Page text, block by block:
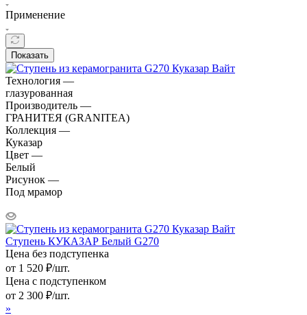
Применение
Показать
Технология —
глазурованная
Производитель —
ГРАНИТЕЯ (GRANITEA)
Коллекция —
Куказар
Цвет —
Белый
Рисунок —
Под мрамор
Ступень КУКАЗАР Белый G270
Цена без подступенка
от 1 520 ₽/шт.
Цена с подступенком
от 2 300 ₽/шт.
»